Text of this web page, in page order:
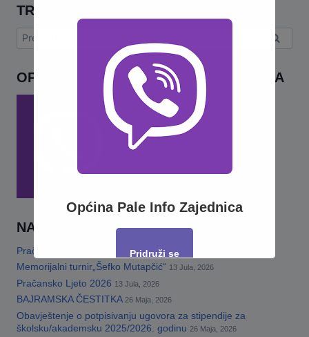
TRAŽI
Pretraga:
OPĆINA PALE INFO – VIBER ZAJEDNICA
NAJNOVIJE
Pračansko ljeto 2026 · Program za djecu
Memorijalni turnir„Šefko Mutapčić“ 13 Jula, 2026
Pračansko Ljeto 2026 13 Jula, 2026
BAJRAMSKA ČESTITKA 26 Maja, 2026
Obavještenje o potpisivanju ugovora za stipendije za
školsku/akademsku 2025/2026. godinu 26 Maja, 2026
Općina Pale Info Zajednica
Pridruži se
This will close in17